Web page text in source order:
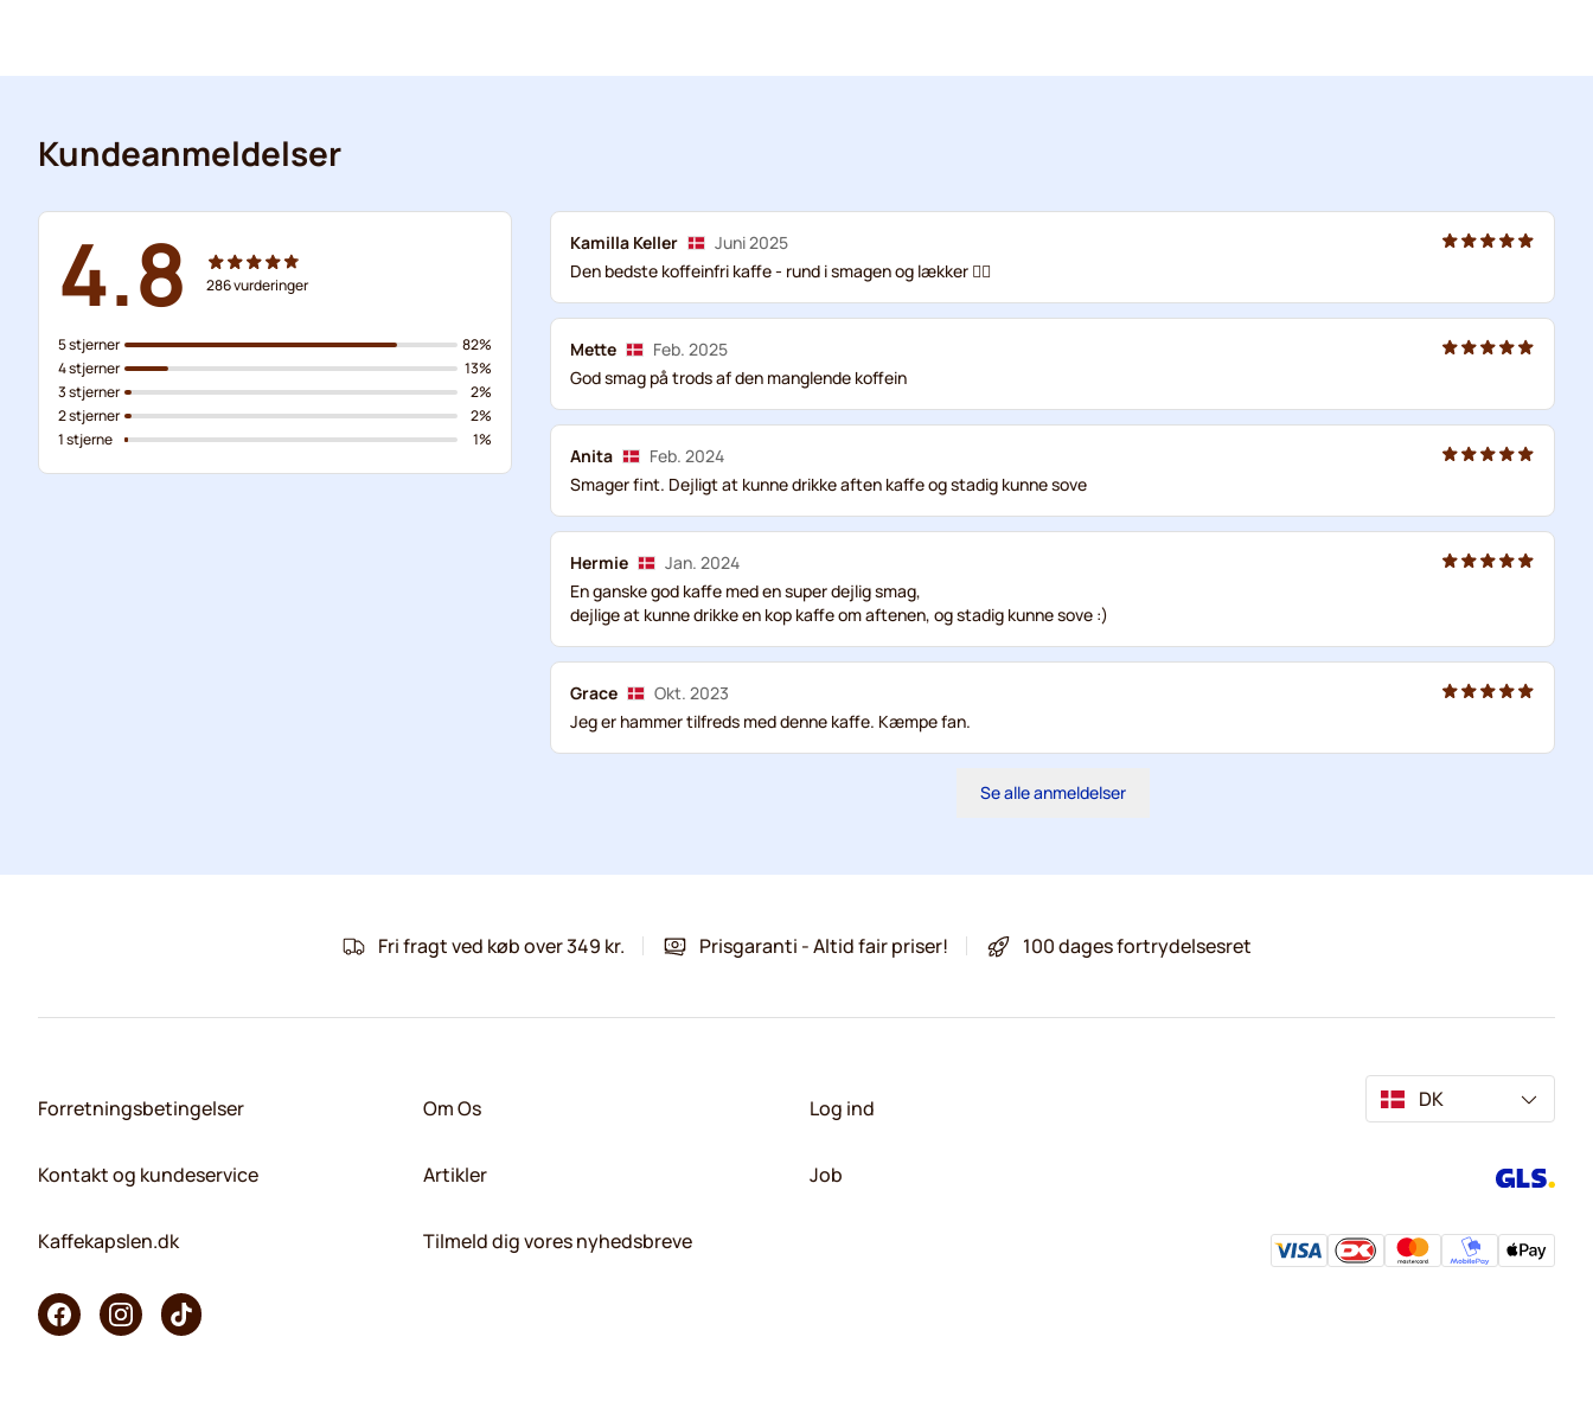
Kundeanmeldelser
4.8 286vurderinger
5 stjerner
4 stjerner
3 stjerner
2 stjerner
1 stjerne
82%
13%
2%
2%
1%
Kamilla Keller
Juni 2025
Den bedste koffeinfri kaffe - rund i smagen og lækker 👌🏻
Mette
Feb. 2025
God smag på trods af den manglende koffein
Anita
Feb. 2024
Smager fint. Dejligt at kunne drikke aften kaffe og stadig kunne sove
Hermie
Jan. 2024
En ganske god kaffe med en super dejlig smag,
dejlige at kunne drikke en kop kaffe om aftenen, og stadig kunne sove :)
Grace
Okt. 2023
Jeg er hammer tilfreds med denne kaffe. Kæmpe fan.
Se alle anmeldelser
Fri fragt ved køb over 349 kr. Prisgaranti - Altid fair priser! 100 dages fortrydelsesret
Forretningsbetingelser
Kontakt og kundeservice
Kaffekapslen.dk
Om Os
Artikler
Tilmeld dig vores nyhedsbreve
Log ind
Job
DK